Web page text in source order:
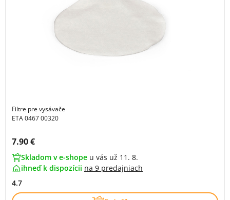
Filtre pre vysávače
ETA 0467 00320
Cena s DPH:
7.90 €
Skladom v e-shope u vás už 11. 8.
ihneď k dispozícii na 9 predajniach
4.7